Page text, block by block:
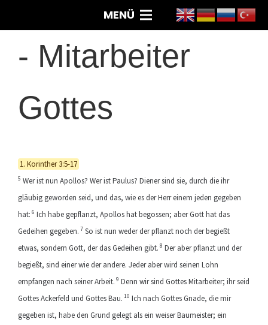
MENÜ
- Mitarbeiter
Gottes
1. Korinther 3:5-17
5 Wer ist nun Apollos? Wer ist Paulus? Diener sind sie, durch die ihr
gläubig geworden seid, und das, wie es der Herr einem jeden gegeben
hat: 6 Ich habe gepflanzt, Apollos hat begossen; aber Gott hat das
Gedeihen gegeben. 7 So ist nun weder der pflanzt noch der begießt
etwas, sondern Gott, der das Gedeihen gibt. 8 Der aber pflanzt und der
begießt, sind einer wie der andere. Jeder aber wird seinen Lohn
empfangen nach seiner Arbeit. 9 Denn wir sind Gottes Mitarbeiter; ihr seid
Gottes Ackerfeld und Gottes Bau. 10 Ich nach Gottes Gnade, die mir
gegeben ist, habe den Grund gelegt als ein weiser Baumeister; ein